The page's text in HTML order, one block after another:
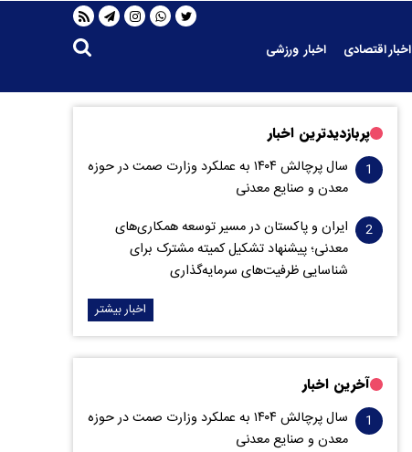
اخبار اقتصادی
اخبار ورزشی
پربازدیدترین اخبار
سال پرچالش ۱۴۰۴ به عملکرد وزارت صمت در حوزه
معدن و صنایع معدنی
ایران و پاکستان در مسیر توسعه همکاری‌های
معدنی؛ پیشنهاد تشکیل کمیته مشترک برای
شناسایی ظرفیت‌های سرمایه‌گذاری
اخبار بیشتر
آخرین اخبار
سال پرچالش ۱۴۰۴ به عملکرد وزارت صمت در حوزه
معدن و صنایع معدنی